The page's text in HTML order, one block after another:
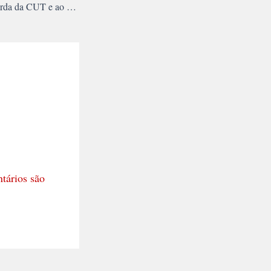
Um chamado à esquerda da CUT e ao PSOL: venham para a luta
são